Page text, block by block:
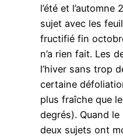
l’été et
sujet avec les
fructifié fin
n’a rien fait. Les
l’hiver sans trop
certaine
plus fraîche que
degrés). Quand
deux sujets ont